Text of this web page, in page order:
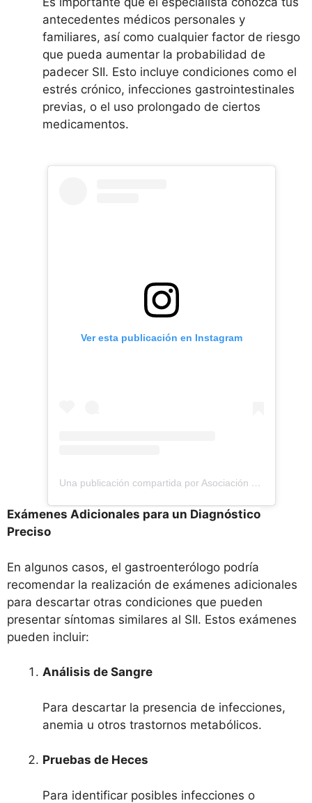
antecedentes médicos personales y
familiares, así como cualquier factor de riesgo
que pueda aumentar la probabilidad de
padecer SII. Esto incluye condiciones como el
estrés crónico, infecciones gastrointestinales
previas, o el uso prolongado de ciertos
medicamentos.
Ver esta publicación en Instagram
Una publicación compartida por Asociación Colombiana de Endoscopia Digestiva (@aced1970)
Exámenes Adicionales para un Diagnóstico
Preciso
En algunos casos, el gastroenterólogo podría
recomendar la realización de exámenes adicionales
para descartar otras condiciones que pueden
presentar síntomas similares al SII. Estos exámenes
pueden incluir:
Análisis de Sangre
Para descartar la presencia de infecciones,
anemia u otros trastornos metabólicos.
Pruebas de Heces
Para identificar posibles infecciones o